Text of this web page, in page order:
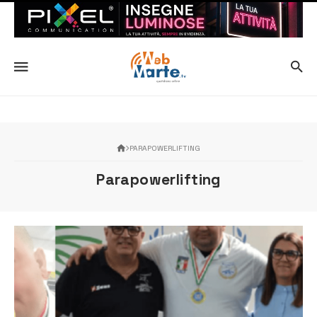
PARAPOWERLIFTING
Parapowerlifting